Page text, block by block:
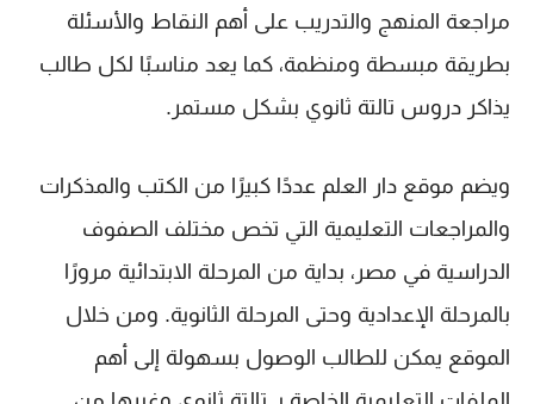
مراجعة المنهج والتدريب على أهم النقاط والأسئلة
بطريقة مبسطة ومنظمة، كما يعد مناسبًا لكل طالب
يذاكر دروس تالتة ثانوي بشكل مستمر.
ويضم موقع دار العلم عددًا كبيرًا من الكتب والمذكرات
والمراجعات التعليمية التي تخص مختلف الصفوف
الدراسية في مصر، بداية من المرحلة الابتدائية مرورًا
بالمرحلة الإعدادية وحتى المرحلة الثانوية. ومن خلال
الموقع يمكن للطالب الوصول بسهولة إلى أهم